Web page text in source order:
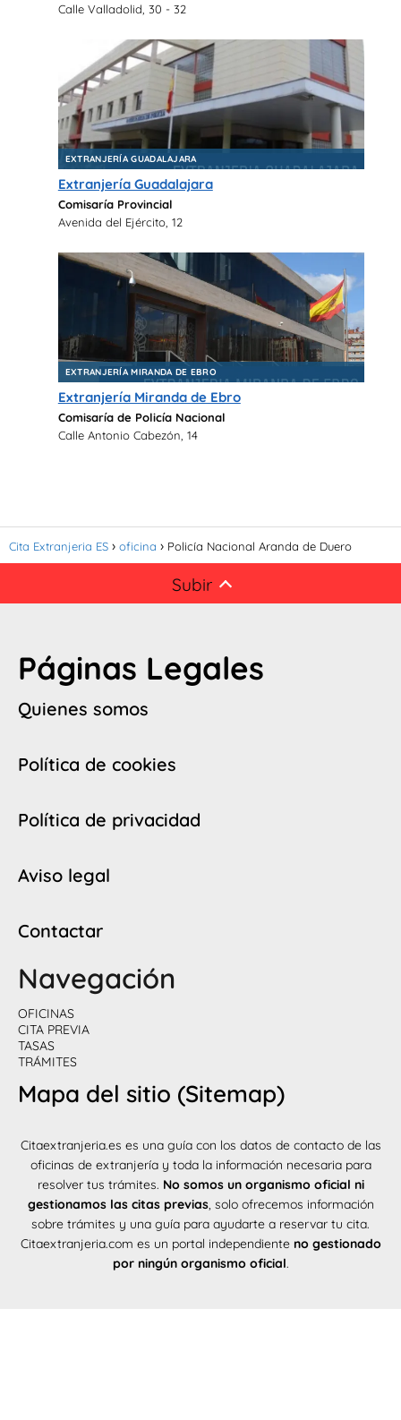
Calle Valladolid, 30 - 32
EXTRANJERÍA GUADALAJARA
Extranjería Guadalajara
Comisaría Provincial
Avenida del Ejército, 12
EXTRANJERÍA MIRANDA DE EBRO
Extranjería Miranda de Ebro
Comisaría de Policía Nacional
Calle Antonio Cabezón, 14
Cita Extranjeria ES oficina Policía Nacional Aranda de Duero
Subir
Páginas Legales
Quienes somos
Política de cookies
Política de privacidad
Aviso legal
Contactar
Navegación
OFICINAS
CITA PREVIA
TASAS
TRÁMITES
Mapa del sitio (Sitemap)
Citaextranjeria.es es una guía con los datos de contacto de las
oficinas de extranjería y toda la información necesaria para
resolver tus trámites. No somos un organismo oficial ni
gestionamos las citas previas, solo ofrecemos información
sobre trámites y una guía para ayudarte a reservar tu cita.
Citaextranjeria.com es un portal independiente no gestionado
por ningún organismo oficial.